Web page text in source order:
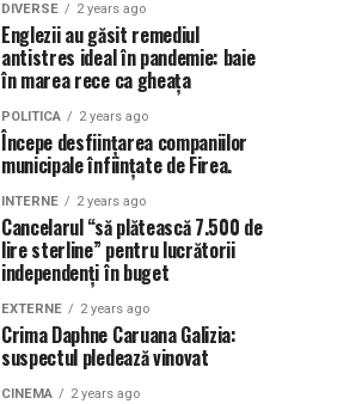
DIVERSE 2 years ago
Englezii au găsit remediul
antistres ideal în pandemie: baie
în marea rece ca gheața
POLITICA 2 years ago
Începe desființarea companiilor
municipale înființate de Firea.
INTERNE 2 years ago
Cancelarul “să plătească 7.500 de
lire sterline” pentru lucrătorii
independenți în buget
EXTERNE 2 years ago
Crima Daphne Caruana Galizia:
suspectul pledează vinovat
CINEMA 2 years ago